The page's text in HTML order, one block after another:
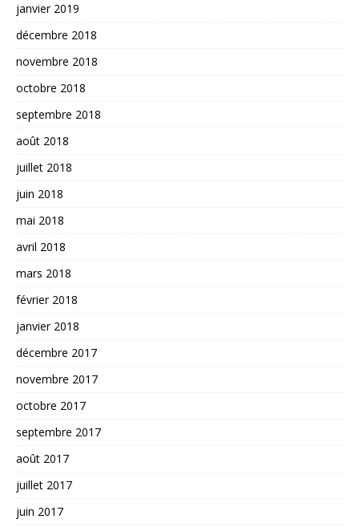
janvier 2019
décembre 2018
novembre 2018
octobre 2018
septembre 2018
août 2018
juillet 2018
juin 2018
mai 2018
avril 2018
mars 2018
février 2018
janvier 2018
décembre 2017
novembre 2017
octobre 2017
septembre 2017
août 2017
juillet 2017
juin 2017